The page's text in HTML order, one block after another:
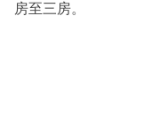
房至三房。